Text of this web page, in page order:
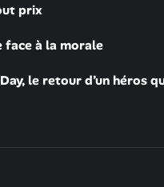
prix
face à la morale
le retour d’un héros